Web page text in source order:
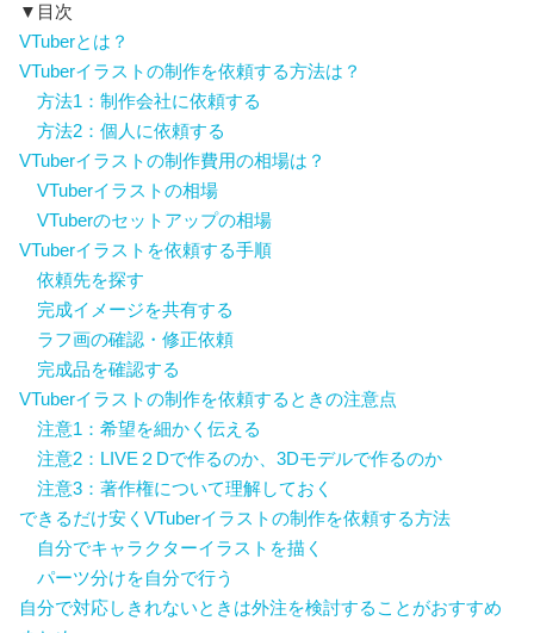
▼目次
VTuberとは？
VTuberイラストの制作を依頼する方法は？
方法1：制作会社に依頼する
方法2：個人に依頼する
VTuberイラストの制作費用の相場は？
VTuberイラストの相場
VTuberのセットアップの相場
VTuberイラストを依頼する手順
依頼先を探す
完成イメージを共有する
ラフ画の確認・修正依頼
完成品を確認する
VTuberイラストの制作を依頼するときの注意点
注意1：希望を細かく伝える
注意2：LIVE２Dで作るのか、3Dモデルで作るのか
注意3：著作権について理解しておく
できるだけ安くVTuberイラストの制作を依頼する方法
自分でキャラクターイラストを描く
パーツ分けを自分で行う
自分で対応しきれないときは外注を検討することがおすすめ